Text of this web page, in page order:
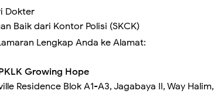
Dokter
Baik dari Kontor Polisi (SKCK)
Lengkap Anda ke Alamat:
Growing Hope
Residence Blok A1-A3, Jagabaya II, Way Halim,